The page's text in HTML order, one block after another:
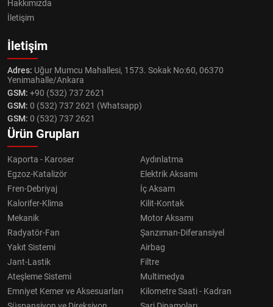
Hakkımızda
İletişim
İletişim
Adres: Uğur Mumcu Mahallesi, 1573. Sokak No:60, 06370
Yenimahalle/Ankara
GSM: +90 (532) 737 2621
GSM: 0 (532) 737 2621 (Whatsapp)
GSM: 0 (532) 737 2621
Ürün Grupları
Kaporta - Karoser
Aydınlatma
Egzoz-Katalizör
Elektrik Aksamı
Fren-Debriyaj
İç Aksam
Kalorifer-Klima
Kilit-Kontak
Mekanik
Motor Aksamı
Radyatör-Fan
Şanzıman-Diferansiyel
Yakıt Sistemi
Airbag
Jant-Lastik
Filtre
Ateşleme Sistemi
Multimedya
Emniyet Kemer ve Aksesuarları
Kilometre Saati - Kadran